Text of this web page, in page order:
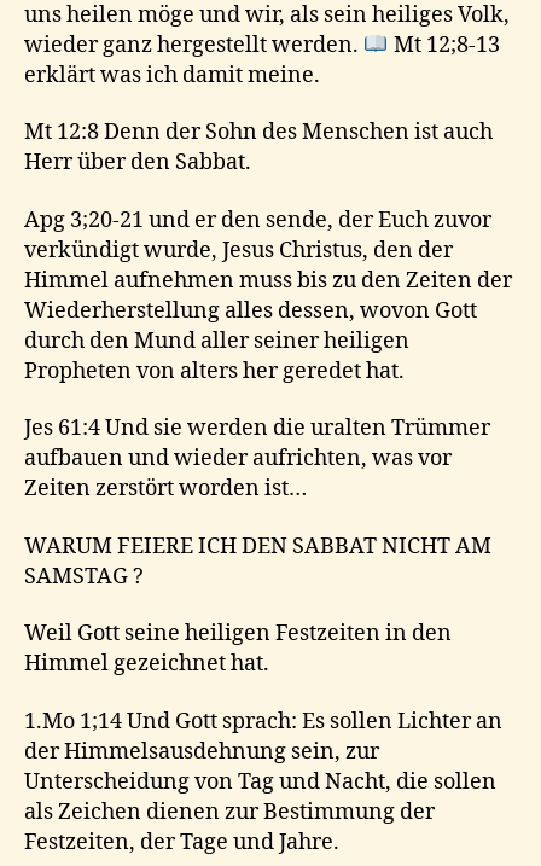
uns heilen möge und wir, als sein heiliges Volk,
wieder ganz hergestellt werden.
Mt 12;8-13
erklärt was ich damit meine.
Mt 12:8 Denn der Sohn des Menschen ist auch
Herr über den Sabbat.
Apg 3;20-21 und er den sende, der Euch zuvor
verkündigt wurde, Jesus Christus, den der
Himmel aufnehmen muss bis zu den Zeiten der
Wiederherstellung alles dessen, wovon Gott
durch den Mund aller seiner heiligen
Propheten von alters her geredet hat.
Jes 61:4 Und sie werden die uralten Trümmer
aufbauen und wieder aufrichten, was vor
Zeiten zerstört worden ist…
WARUM FEIERE ICH DEN SABBAT NICHT AM
SAMSTAG ?
Weil Gott seine heiligen Festzeiten in den
Himmel gezeichnet hat.
1.Mo 1;14 Und Gott sprach: Es sollen Lichter an
der Himmelsausdehnung sein, zur
Unterscheidung von Tag und Nacht, die sollen
als Zeichen dienen zur Bestimmung der
Festzeiten, der Tage und Jahre.